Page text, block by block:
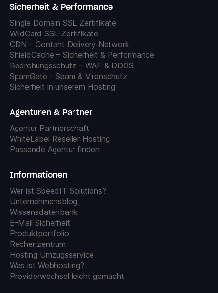
Sicherheit & Performance
Single Domain SSL Zertifikate
WildCard SSL-Zertifikate
CDN – Content Delivery Network
ShieldCache – Sicherheit & Performance
Bedrohungsschutz – WAF & DDOS
SpamGate - Spam & Virenschutz
Sicherheit in unserem Hosting
Agenturen & Partner
Agentur Partnerschaft
WhiteLabel Reseller Hosting
Passende Agentur finden
Informationen
Wer ist SpeedIT Solutions?
Unternehmensblog
Wissensdatenbank
E-Mail Sicherheit
Produktportfolio
Rechenzentrum
Hosting Umzugsservice
Was ist Webhosting?
Providerwechsel leicht gemacht